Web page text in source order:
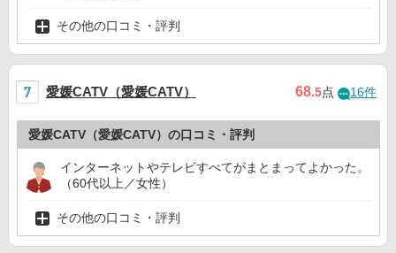
その他の口コミ・評判
愛媛CATV（愛媛CATV） 68.5点 16件
愛媛CATV（愛媛CATV）の口コミ・評判
インターネットやテレビすべてがまとまってよかった。
（60代以上／女性）
その他の口コミ・評判